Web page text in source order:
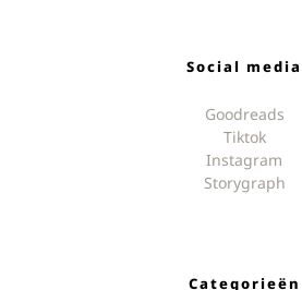
Social media
Goodreads
Tiktok
Instagram
Storygraph
Categorieën